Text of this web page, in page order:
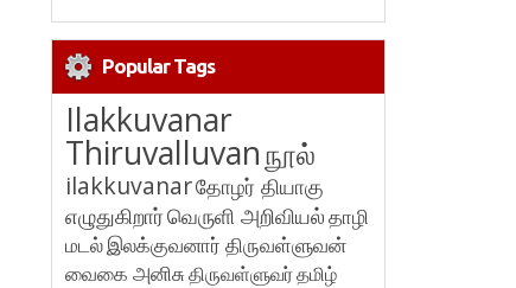
Popular Tags
Ilakkuvanar
Thiruvalluvanநூல்
ilakkuvanarதோழர் தியாகு
எழுதுகிறார்வெருளி அறிவியல்தாழி
மடல்இலக்குவனார் திருவள்ளுவன்
வைகை அனிசுதிருவள்ளுவர்தமிழ்